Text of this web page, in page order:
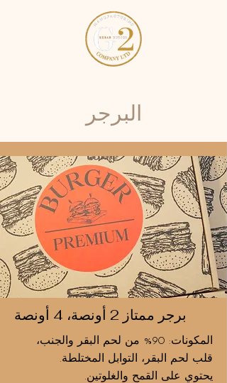
البرجر
برجر ممتاز 2 أونصة، 4 أونصة
المكونات: 90% من لحم البقر والجنب،
قلب لحم البقر، التوابل المختلطة.
يحتوي على القمح والغلوتين.